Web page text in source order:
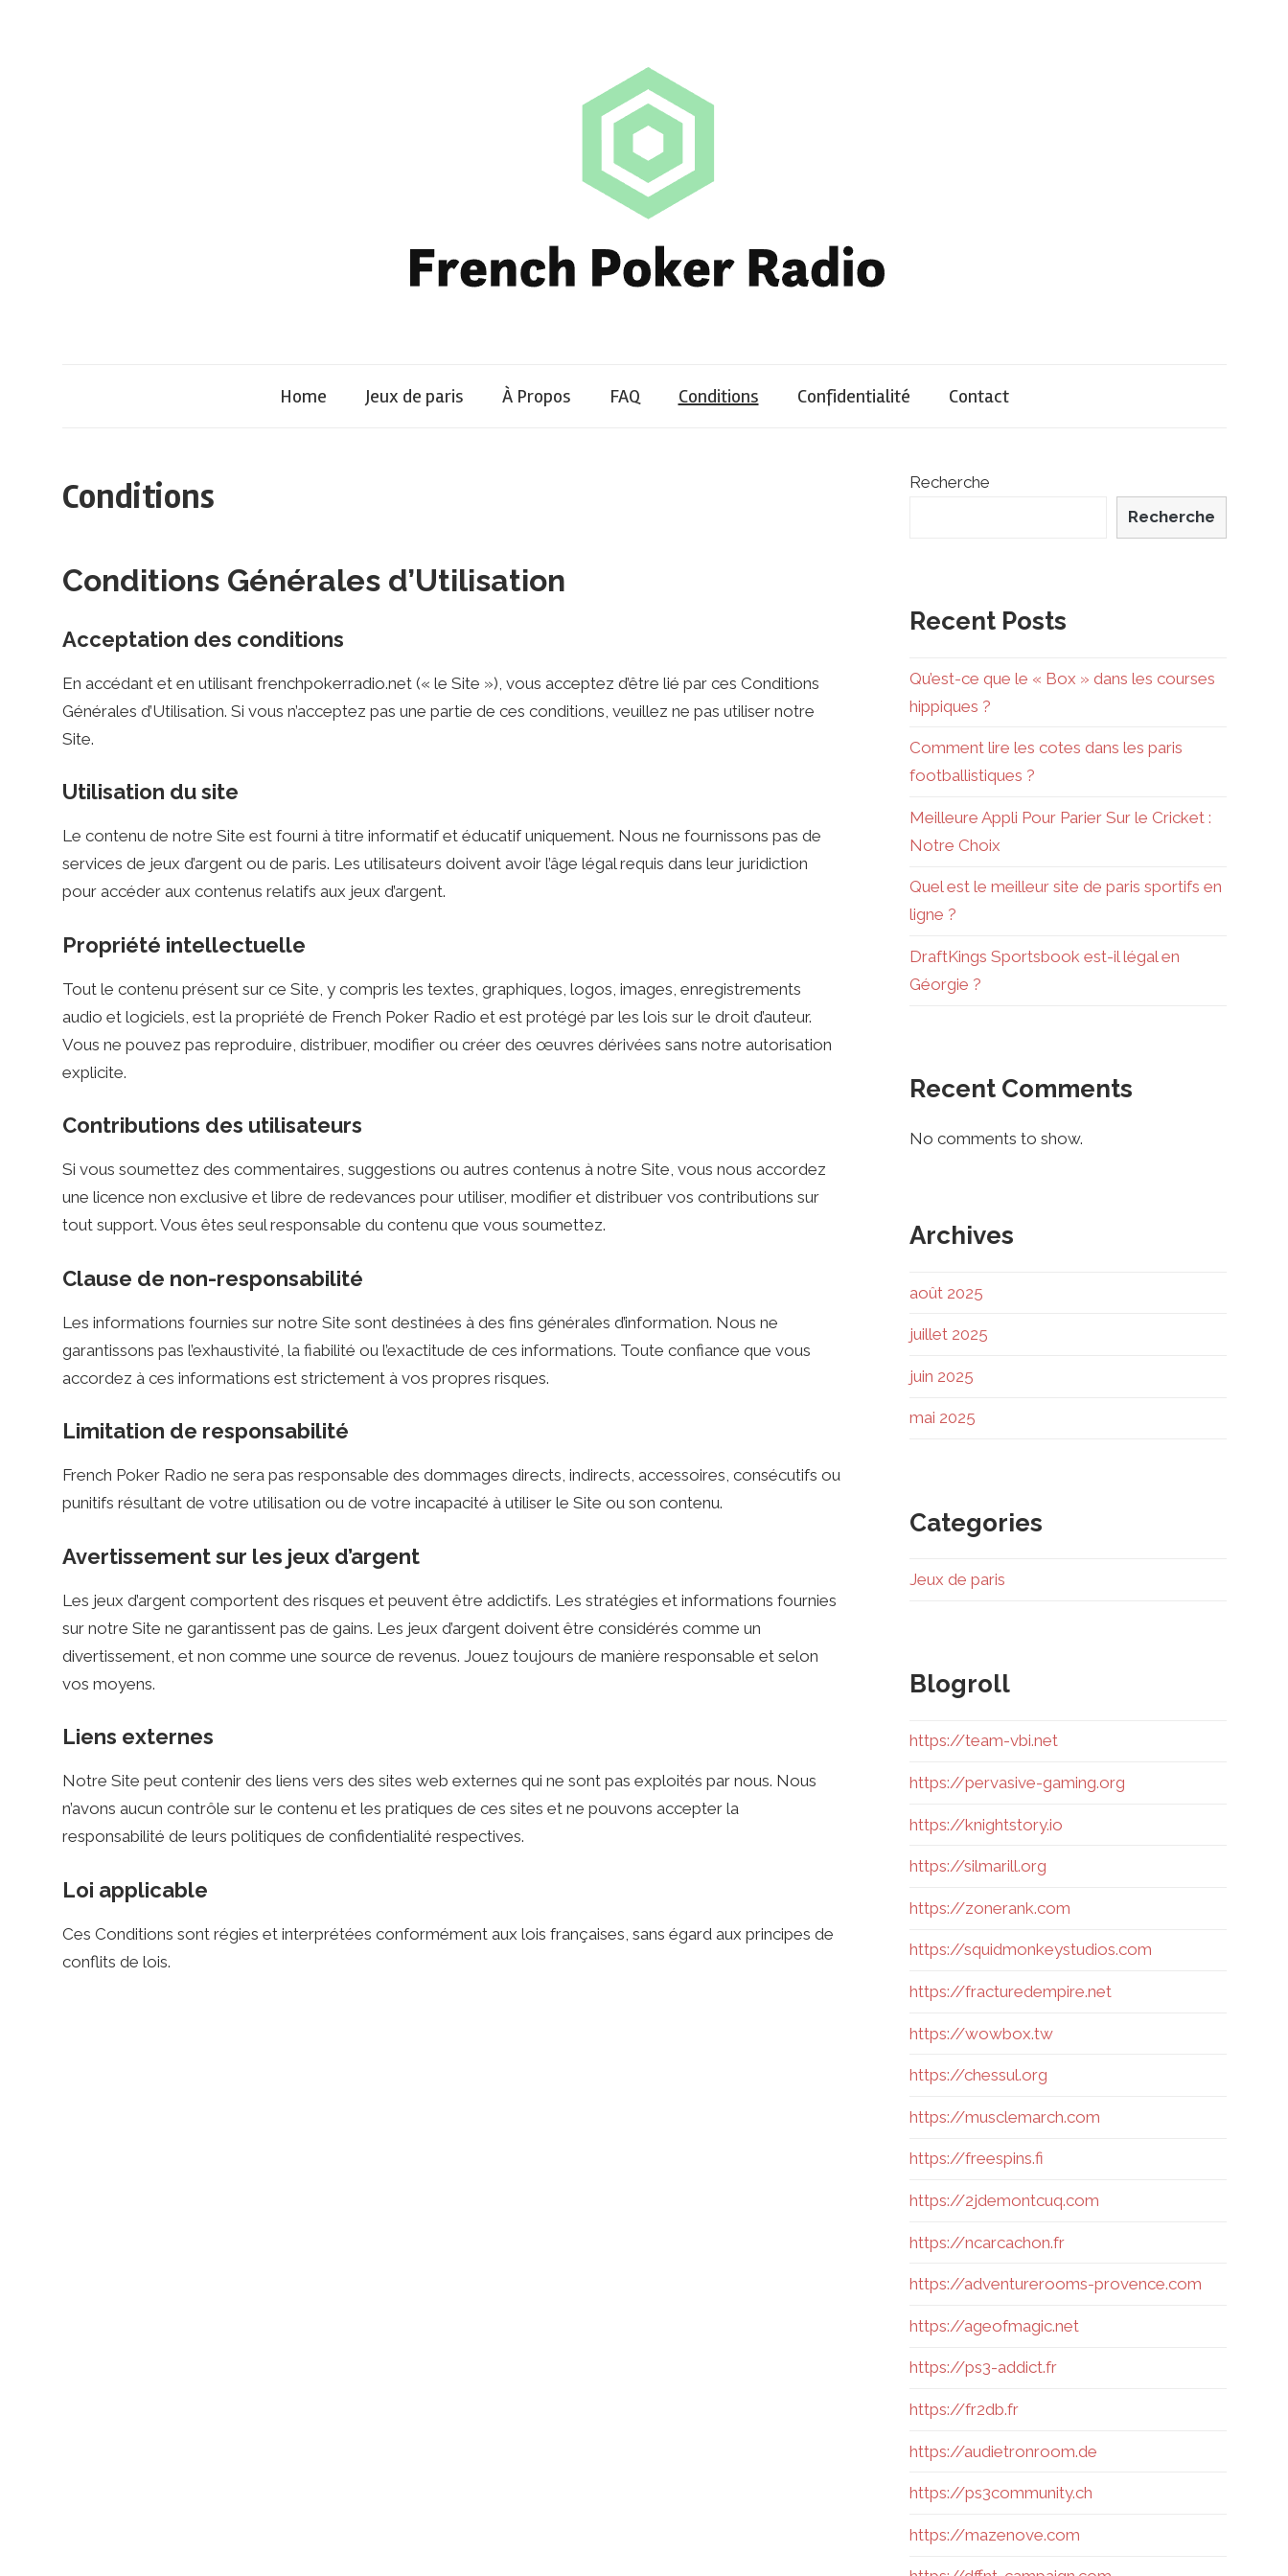
e
n
c
h
P
o
k
e
r
R
a
d
i
o
.
n
e
t
–
a
s
i
n
Home Jeux de paris À Propos FAQ Conditions Confidentialité Contact
Conditions
Conditions Générales d’Utilisation
Acceptation des conditions
En accédant et en utilisant frenchpokerradio.net (« le Site »), vous acceptez d’être lié par ces Conditions
Générales d’Utilisation. Si vous n’acceptez pas une partie de ces conditions, veuillez ne pas utiliser notre
Site.
Utilisation du site
Le contenu de notre Site est fourni à titre informatif et éducatif uniquement. Nous ne fournissons pas de
services de jeux d’argent ou de paris. Les utilisateurs doivent avoir l’âge légal requis dans leur juridiction
pour accéder aux contenus relatifs aux jeux d’argent.
Propriété intellectuelle
Tout le contenu présent sur ce Site, y compris les textes, graphiques, logos, images, enregistrements
audio et logiciels, est la propriété de French Poker Radio et est protégé par les lois sur le droit d’auteur.
Vous ne pouvez pas reproduire, distribuer, modifier ou créer des œuvres dérivées sans notre autorisation
explicite.
Contributions des utilisateurs
Si vous soumettez des commentaires, suggestions ou autres contenus à notre Site, vous nous accordez
une licence non exclusive et libre de redevances pour utiliser, modifier et distribuer vos contributions sur
tout support. Vous êtes seul responsable du contenu que vous soumettez.
Clause de non-responsabilité
Les informations fournies sur notre Site sont destinées à des fins générales d’information. Nous ne
garantissons pas l’exhaustivité, la fiabilité ou l’exactitude de ces informations. Toute confiance que vous
accordez à ces informations est strictement à vos propres risques.
Limitation de responsabilité
French Poker Radio ne sera pas responsable des dommages directs, indirects, accessoires, consécutifs ou
punitifs résultant de votre utilisation ou de votre incapacité à utiliser le Site ou son contenu.
Avertissement sur les jeux d’argent
Les jeux d’argent comportent des risques et peuvent être addictifs. Les stratégies et informations fournies
sur notre Site ne garantissent pas de gains. Les jeux d’argent doivent être considérés comme un
divertissement, et non comme une source de revenus. Jouez toujours de manière responsable et selon
vos moyens.
Liens externes
Notre Site peut contenir des liens vers des sites web externes qui ne sont pas exploités par nous. Nous
n’avons aucun contrôle sur le contenu et les pratiques de ces sites et ne pouvons accepter la
responsabilité de leurs politiques de confidentialité respectives.
Loi applicable
Ces Conditions sont régies et interprétées conformément aux lois françaises, sans égard aux principes de
conflits de lois.
Recherche
Recherche
Recent Posts
Qu’est-ce que le « Box » dans les courses
hippiques ?
Comment lire les cotes dans les paris
footballistiques ?
Meilleure Appli Pour Parier Sur le Cricket :
Notre Choix
Quel est le meilleur site de paris sportifs en
ligne ?
DraftKings Sportsbook est-il légal en
Géorgie ?
Recent Comments
No comments to show.
Archives
août 2025
juillet 2025
juin 2025
mai 2025
Categories
Jeux de paris
Blogroll
https://team-vbi.net
https://pervasive-gaming.org
https://knightstory.io
https://silmarill.org
https://zonerank.com
https://squidmonkeystudios.com
https://fracturedempire.net
https://wowbox.tw
https://chessul.org
https://musclemarch.com
https://freespins.fi
https://2jdemontcuq.com
https://ncarcachon.fr
https://adventurerooms-provence.com
https://ageofmagic.net
https://ps3-addict.fr
https://fr2db.fr
https://audietronroom.de
https://ps3community.ch
https://mazenove.com